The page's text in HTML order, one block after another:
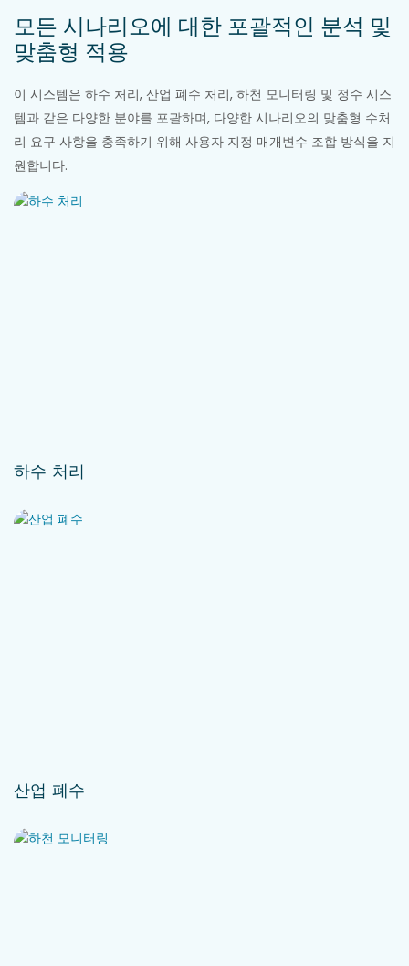
모든 시나리오에 대한 포괄적인 분석 및
맞춤형 적용
이 시스템은 하수 처리, 산업 폐수 처리, 하천 모니터링 및 정수 시스
템과 같은 다양한 분야를 포괄하며, 다양한 시나리오의 맞춤형 수처
리 요구 사항을 충족하기 위해 사용자 지정 매개변수 조합 방식을 지
원합니다.
하수 처리
산업 폐수